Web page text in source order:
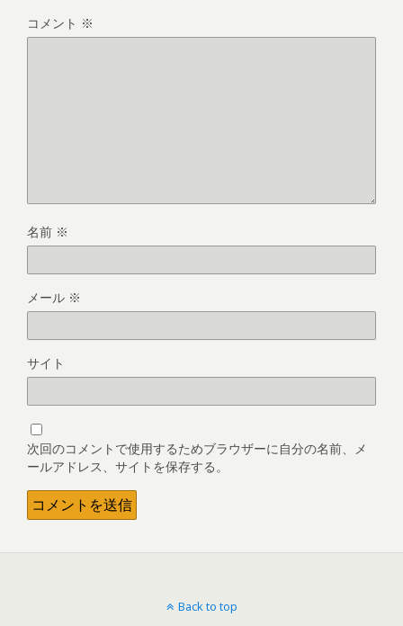
コメント ※
名前 ※
メール ※
サイト
次回のコメントで使用するためブラウザーに自分の名前、メ
ールアドレス、サイトを保存する。
Back to top